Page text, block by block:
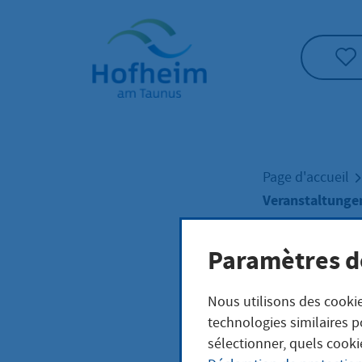
Accueil"
Page d'accueil
Paramètres
Nous utilisons des
technologies similaires
sélectionner, quels